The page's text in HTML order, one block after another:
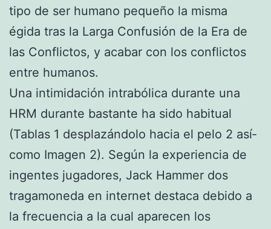
tipo de ser humano pequeño la misma
égida tras la Larga Confusión de la Era de
las Conflictos, y acabar con los conflictos
entre humanos.
Una intimidación intrabólica durante una
HRM durante bastante ha sido habitual
(Tablas 1 desplazándolo hacia el pelo 2 así­
como Imagen 2). Según la experiencia de
ingentes jugadores, Jack Hammer dos
tragamoneda en internet destaca debido a
la frecuencia a la cual aparecen los